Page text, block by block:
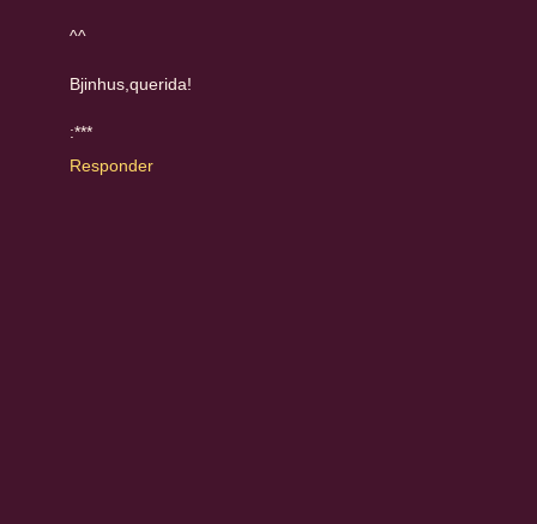
^^
Bjinhus,querida!
:***
Responder